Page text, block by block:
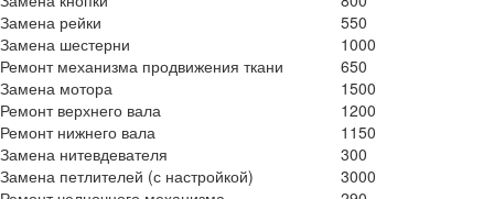
Замена рейки
550
Замена шестерни
1000
Ремонт механизма продвижения ткани
650
Замена мотора
1500
Ремонт верхнего вала
1200
Ремонт нижнего вала
1150
Замена нитевдевателя
300
Замена петлителей (с настройкой)
3000